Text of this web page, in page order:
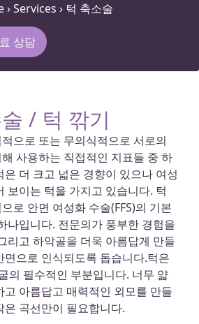
›Services › 턱 축소술
상담
/ 턱 깎기
으로 또는 무의식적으로 서로의
사용하는 직접적인 지표들 중 하
더 크고 넓은 경향이 있으나 여성
보이는 턱을 가지고 있습니다. 턱
로 안면 여성화 수술(FFS)의 기본
나입니다. 전문의가 풍부한 경험을
리고 하악골을 더욱 아름답게 만들
면으로 인식되도록 돕습니다.턱은
의 필수적인 부분입니다. 너무 얇
고 아름답고 매력적인 외모를 만들
은 곡선만이 필요합니다.